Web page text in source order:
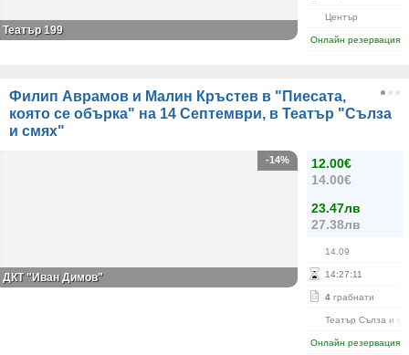
Център
Онлайн резервация
Театър 199
Филип Аврамов и Малин Кръстев в "Пиесата,
която се обърка" на 14 Септември, в Театър "Сълза
и смях"
12.00€
14.00€
23.47лв
27.38лв
14.09
14:27:11
4 грабнати
Театър Сълза и
Онлайн резервация
-14%
ДКТ "Иван Димов"